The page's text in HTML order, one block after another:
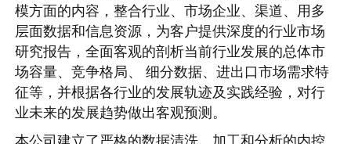
模方面的内容，整合行业、市场企业、渠道、用多
层面数据和信息资源，为客户提供深度的行业市场
研究报告，全面客观的剖析当前行业发展的总体市
场容量、竞争格局、 细分数据、进出口市场需求特
征等，并根据各行业的发展轨迹及实践经验，对行
业未来的发展趋势做出客观预测。
本公司建立了严格的数据清洗、加工和分析的内控